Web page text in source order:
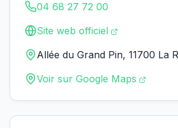
04 68 27 72 00
Site web officiel
Allée du Grand Pin, 11700 La
Voir sur Google Maps